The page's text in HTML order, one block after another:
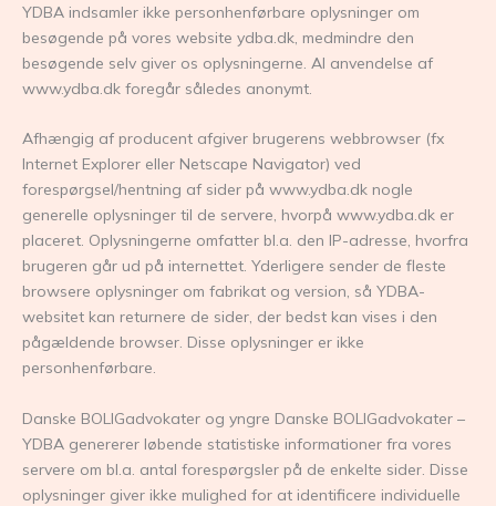
YDBA indsamler ikke personhenførbare oplysninger om
besøgende på vores website ydba.dk, medmindre den
besøgende selv giver os oplysningerne. Al anvendelse af
www.ydba.dk foregår således anonymt.
Afhængig af producent afgiver brugerens webbrowser (fx
Internet Explorer eller Netscape Navigator) ved
forespørgsel/hentning af sider på www.ydba.dk nogle
generelle oplysninger til de servere, hvorpå www.ydba.dk er
placeret. Oplysningerne omfatter bl.a. den IP-adresse, hvorfra
brugeren går ud på internettet. Yderligere sender de fleste
browsere oplysninger om fabrikat og version, så YDBA-
websitet kan returnere de sider, der bedst kan vises i den
pågældende browser. Disse oplysninger er ikke
personhenførbare.
Danske BOLIGadvokater og yngre Danske BOLIGadvokater –
YDBA genererer løbende statistiske informationer fra vores
servere om bl.a. antal forespørgsler på de enkelte sider. Disse
oplysninger giver ikke mulighed for at identificere individuelle